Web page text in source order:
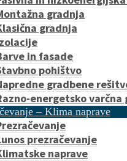
gradnja
gradnja
in fasade
pohištvo
gradbene
energetsko varčna
– Klima naprave
prezračevanje
naprave